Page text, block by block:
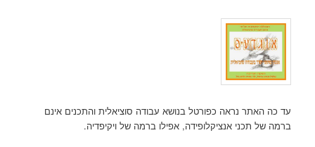
עד כה האתר נראה כפורטל בנושא עבודה סוציאלית והתכנים אינם
ברמה של תכני אנציקלופידה, אפילו ברמה של ויקיפדיה.